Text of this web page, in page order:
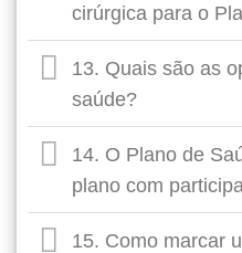
cirúrgica para o
13. Quais são as
saúde?
14. O Plano de
plano com
15. Como marcar